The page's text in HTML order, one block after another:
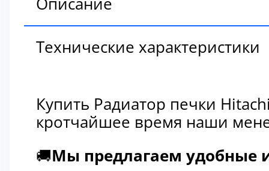
Технические характеристики
Купить Радиатор печки
кротчайшее время наши
🚚Мы предлагаем удобные